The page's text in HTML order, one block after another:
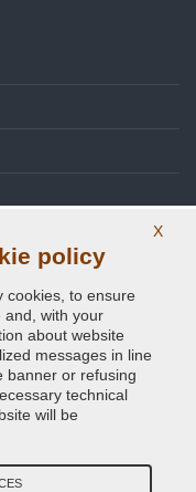
Reserved.
X
policy
cookies, to ensure
and, with your
about website
messages in line
banner or refusing
technical
will be